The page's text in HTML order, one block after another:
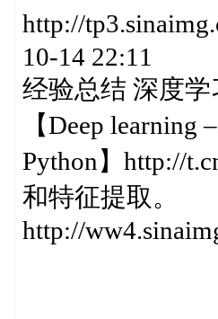
http://
10-14 22:11
经验总结 深度学
【Deep learning
Python】http://
和特征提取。
http://